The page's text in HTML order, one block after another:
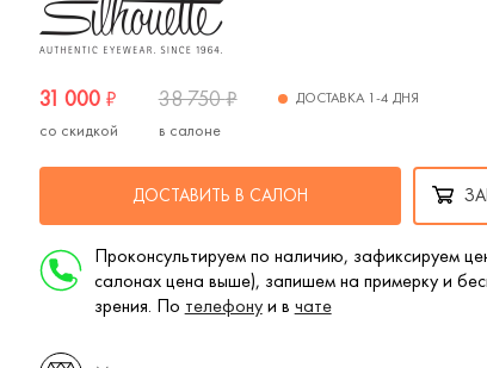
31 000 ₽
со скидкой
38 750₽
в салоне
ДОСТАВКА 1-4 ДНЯ
ДОСТАВИТЬ В САЛОН
Проконсультируем по наличию, зафиксируем
салонах цена выше), запишем на примерку и
зрения. По телефонуи в чате